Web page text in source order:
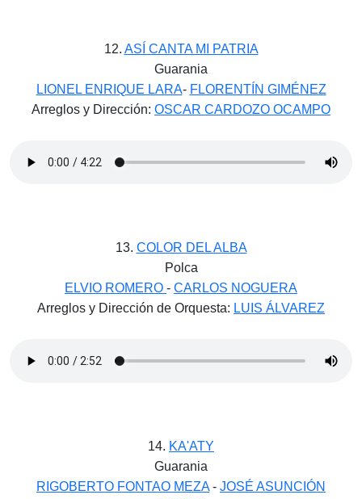
12. ASÍ CANTA MI PATRIA
Guarania
LIONEL ENRIQUE LARA- FLORENTÍN GIMÉNEZ
Arreglos y Dirección: OSCAR CARDOZO OCAMPO
13. COLOR DEL ALBA
Polca
ELVIO ROMERO - CARLOS NOGUERA
Arreglos y Dirección de Orquesta: LUIS ÁLVAREZ
14. KA'ATY
Guarania
RIGOBERTO FONTAO MEZA- JOSÉ ASUNCIÓN